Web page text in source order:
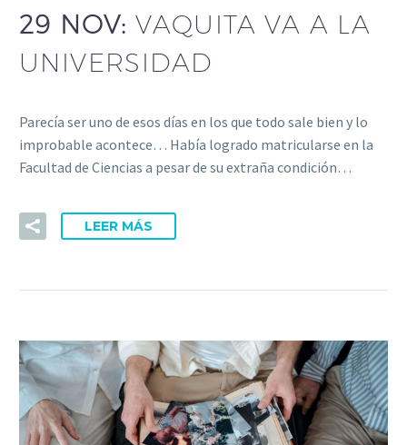
29 NOV:VAQUITA VA A LA
UNIVERSIDAD
Parecía ser uno de esos días en los que todo sale bien y lo
improbable acontece… Había logrado matricularse en la
Facultad de Ciencias a pesar de su extraña condición…
LEER MÁS